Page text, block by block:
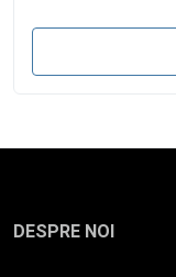
DESPRE NOI